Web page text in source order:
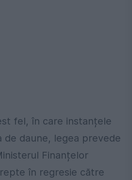
fel, în care instanțele
de daune, legea prevede
Finanțelor
în regresie către